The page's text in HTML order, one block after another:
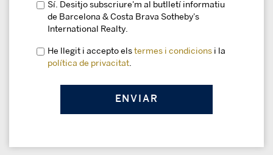
Sí. Desitjo subscriure'm al butlletí informatiu
de Barcelona & Costa Brava Sotheby's
International Realty.
He llegit i accepto els termes i condicions i la
política de privacitat